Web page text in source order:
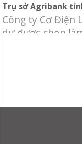
Trụ sở Agribank
Công ty Cơ Điện
dự được chọn